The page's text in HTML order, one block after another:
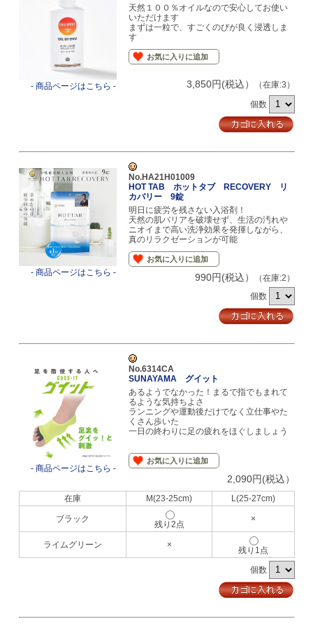
- 商品ページはこちら -
天然１００％オイルなので安心してお使い
いただけます
まずは一粒で、すごくのびが良く浸透しま
す
お気に入りに追加
3,850円(税込）
（在庫:3）
個数
- 商品ページはこちら -
No.HA21H01009
HOT TAB ホットタブ RECOVERY リ
カバリー 9錠
明日に疲労を残さない入浴剤！
天然の肌バリアを破壊せず、生活の汚れや
ニオイまで高い洗浄効果を発揮しながら、
真のリラクゼーションが可能
お気に入りに追加
990円(税込）
（在庫:2）
個数
- 商品ページはこちら -
No.6314CA
SUNAYAMA グイット
あるようでなかった！まるで指でもまれて
るような気持ちよさ
ランニングや運動後だけでなく立仕事やた
くさん歩いた
一日の終わりに足の疲れをほぐしましょう
お気に入りに追加
2,090円(税込）
在庫 M(23-25cm) L(25-27cm)
ブラック
残り2点
×
ライムグリーン ×
残り1点
個数